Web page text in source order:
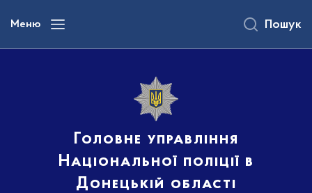
вмісту
Меню
Головне управління
Національної поліції в
Донецькій області
Пошук